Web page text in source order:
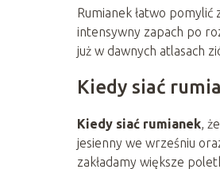
Rumianek łatwo
intensywny zapach po
już w dawnych atlasach
Kiedy siać
Kiedy siać rumianek,
jesienny we wrześniu
zakładamy większe